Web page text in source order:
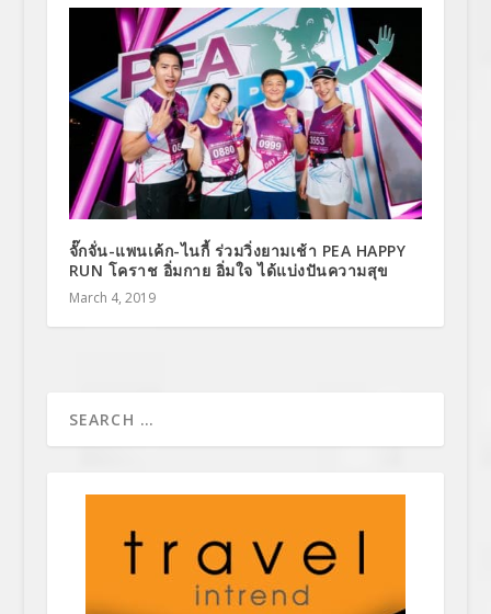
จั๊กจั่น-แพนเค้ก-ไนกี้ ร่วมวิ่งยามเช้า PEA HAPPY
RUN โคราช อิ่มกาย อิ่มใจ ได้แบ่งปันความสุข
March 4, 2019